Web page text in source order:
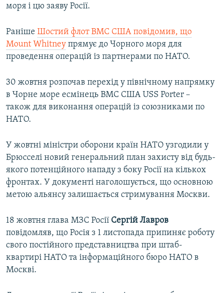
моря і цю заяву Росії.
Раніше Шостий флот ВМС США повідомив, що
Mount Whitney прямує до Чорного моря для
проведення операцій із партнерами по НАТО.
30 жовтня розпочав перехід у північному напрямку
в Чорне море есмінець ВМС США USS Porter –
також для виконання операцій із союзниками по
НАТО.
У жовтні міністри оборони країн НАТО узгодили у
Брюсселі новий генеральний план захисту від будь-
якого потенційного нападу з боку Росії на кількох
фронтах. У документі наголошується, що основною
метою альянсу залишається стримування Москви.
18 жовтня глава МЗС Росії Сергій Лавров
повідомляв, що Росія з 1 листопада припиняє роботу
свого постійного представництва при штаб-
квартирі НАТО та інформаційного бюро НАТО в
Москві.